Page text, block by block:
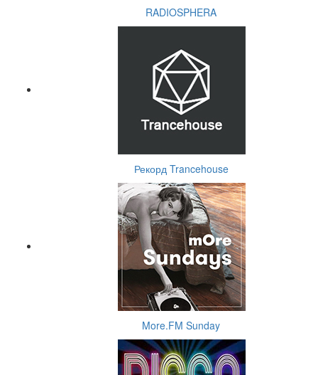
RADIOSPHERA
Рекорд Trancehouse
More.FM Sunday